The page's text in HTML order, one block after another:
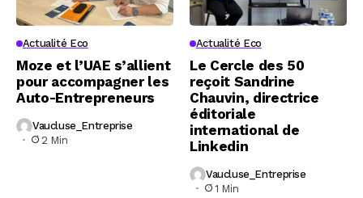
Actualité Eco
Moze et l’UAE s’allient
pour accompagner les
Auto-Entrepreneurs
Vaucluse_Entreprise
2 Min
Actualité Eco
Le Cercle des 50
reçoit Sandrine
Chauvin, directrice
éditoriale
international de
Linkedin
Vaucluse_Entreprise
1 Min